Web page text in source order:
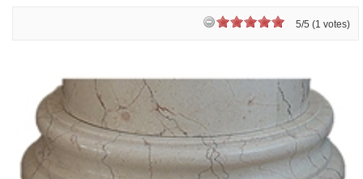
5/5 (1 votes)